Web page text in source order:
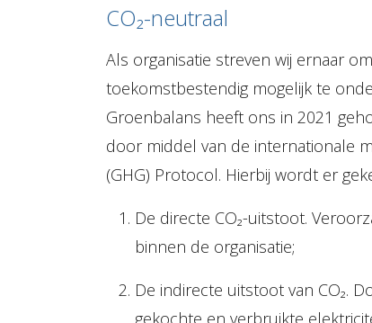
CO₂-neutraal
Als organisatie streven wij ernaar
toekomstbestendig mogelijk te
Groenbalans heeft ons in 2021
door middel van de internationale
(GHG) Protocol. Hierbij wordt er
De directe CO₂-uitstoot.
binnen de organisatie;
De indirecte uitstoot van CO₂.
gekochte en verbruikte